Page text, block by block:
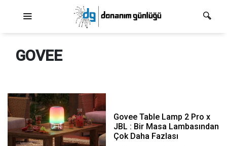
GOVEE
Govee Table Lamp 2 Pro x
JBL : Bir Masa Lambasından
Çok Daha Fazlası